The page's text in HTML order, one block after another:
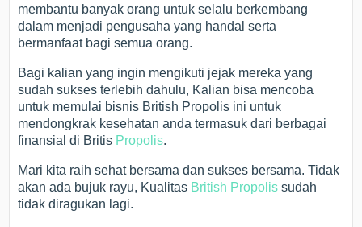
membantu banyak orang untuk selalu berkembang
dalam menjadi pengusaha yang handal serta
bermanfaat bagi semua orang.
Bagi kalian yang ingin mengikuti jejak mereka yang
sudah sukses terlebih dahulu, Kalian bisa mencoba
untuk memulai bisnis British Propolis ini untuk
mendongkrak kesehatan anda termasuk dari berbagai
finansial di Britis Propolis.
Mari kita raih sehat bersama dan sukses bersama. Tidak
akan ada bujuk rayu, Kualitas British Propolis sudah
tidak diragukan lagi.